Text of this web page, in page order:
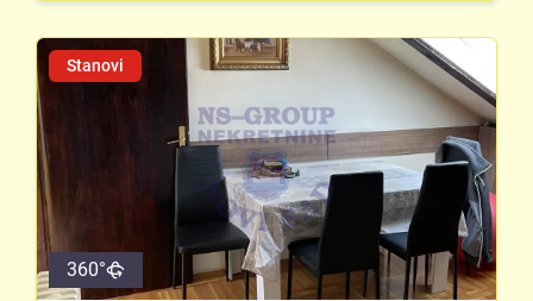
Stanovi
360°